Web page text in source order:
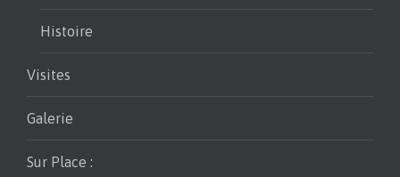
Histoire
Visites
Galerie
Sur Place :